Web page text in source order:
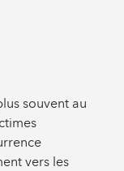
souvent au
vers les